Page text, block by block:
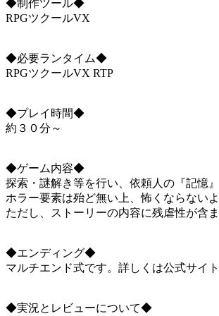
◆制作ツール◆
RPGツクールVX
◆必要ランタイム◆
RPGツクールVX RTP
◆プレイ時間◆
約３０分～
◆ゲーム内容◆
探索・謎解き等を行い、依頼人の『記憶
ホラー要素は殆ど無い上、怖くならない
ただし、ストーリーの内容に残虐性が含
◆エンディング◆
マルチエンド式です。詳しくは公式サイ
◆実況とレビューについて◆